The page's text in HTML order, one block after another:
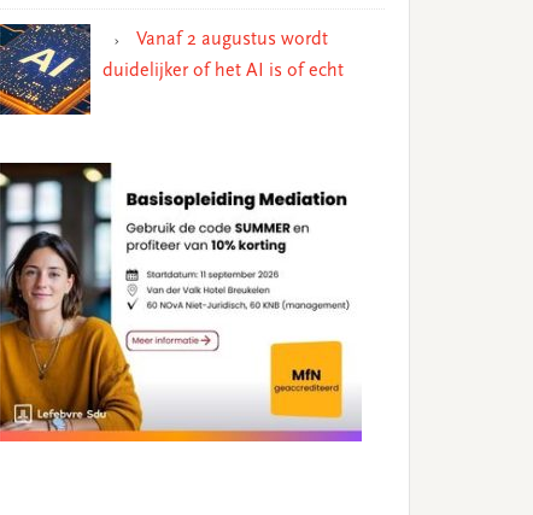
Vanaf 2 augustus wordt
duidelijker of het AI is of echt